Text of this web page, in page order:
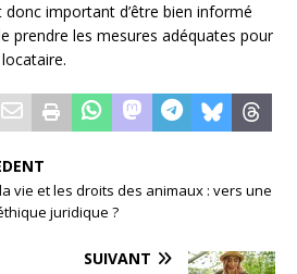
important d’être bien informé
prendre les mesures adéquates pour
vie et les droits des animaux : vers une
juridique ?
SUIVANT